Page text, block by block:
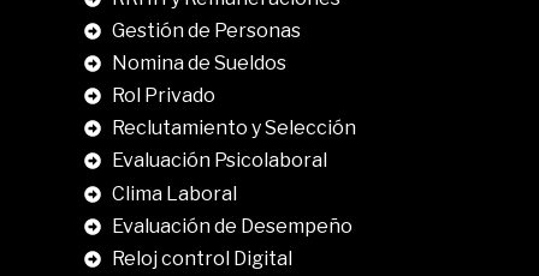
Gestión de Personas
Nomina de Sueldos
Rol Privado
Reclutamiento y Selección
Evaluación Psicolaboral
Clima Laboral
Evaluación de Desempeño
Reloj control Digital